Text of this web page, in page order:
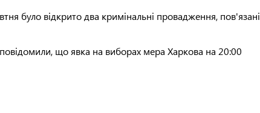
було відкрито два кримінальні провадження, пов'язані
що явка на виборах мера Харкова на 20:00